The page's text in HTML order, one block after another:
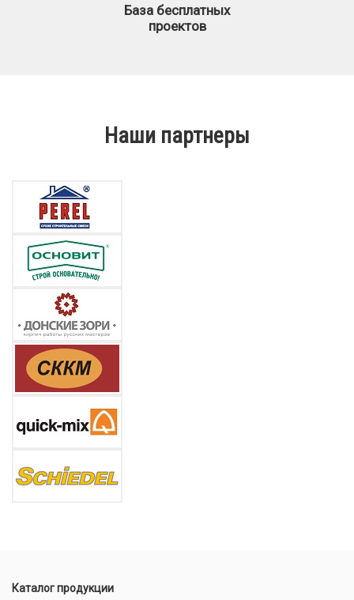
База бесплатных
проектов
Наши партнеры
Каталог продукции